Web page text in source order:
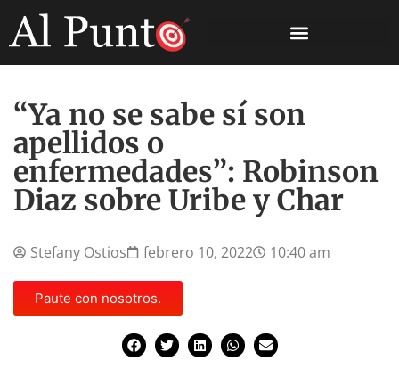
“Ya no se sabe sí son
apellidos o
enfermedades”: Robinson
Diaz sobre Uribe y Char
Stefany Ostios febrero 10, 2022 10:40 am
Paute con nosotros.